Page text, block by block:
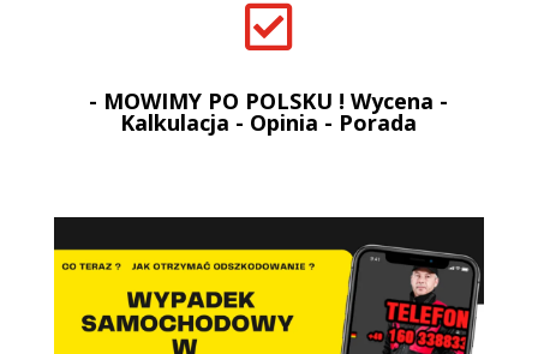

- MOWIMY PO POLSKU ! Wycena -
Kalkulacja - Opinia - Porada